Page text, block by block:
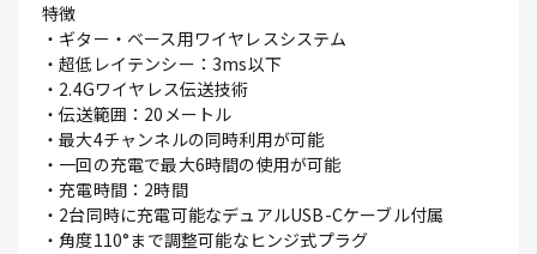
特徴
・ギター・ベース用ワイヤレスシステム
・超低レイテンシー：3ms以下
・2.4Gワイヤレス伝送技術
・伝送範囲：20メートル
・最大4チャンネルの同時利用が可能
・一回の充電で最大6時間の使用が可能
・充電時間：2時間
・2台同時に充電可能なデュアルUSB-Cケーブル付属
・角度110°まで調整可能なヒンジ式プラグ